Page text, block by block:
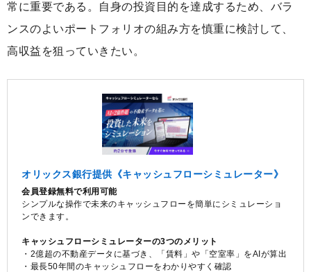
常に重要である。自身の投資目的を達成するため、バラ
ンスのよいポートフォリオの組み方を慎重に検討して、
高収益を狙っていきたい。
オリックス銀行提供《キャッシュフローシミュレーター》
会員登録無料で利用可能
シンプルな操作で未来のキャッシュフローを簡単にシミュレーショ
ンできます。
キャッシュフローシミュレーターの3つのメリット
・2億超の不動産データに基づき、「賃料」や「空室率」をAIが算出
・最長50年間のキャッシュフローをわかりやすく確認